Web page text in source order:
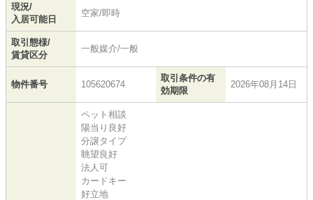
現況/
入居可能日
空家/即時
取引態様/
賃貸区分
一般媒介/一般
物件番号 105620674
取引条件の有
効期限
2026年08月14日
ペット相談
陽当り良好
分譲タイプ
眺望良好
法人可
カードキー
好立地